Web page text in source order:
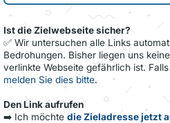
Ist die Zielwebseite sicher?
✅ Wir untersuchen alle Links
Bedrohungen. Bisher liegen uns
verlinkte Webseite gefährlich ist.
melden Sie dies bitte.
Den Link aufrufen
➡️ Ich möchtedie Zieladresse jetzt